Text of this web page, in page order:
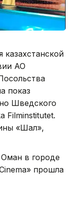
казахстанской
АО
показ
Шведского
Filminstitutet.
«Шал»,
в городе
прошла